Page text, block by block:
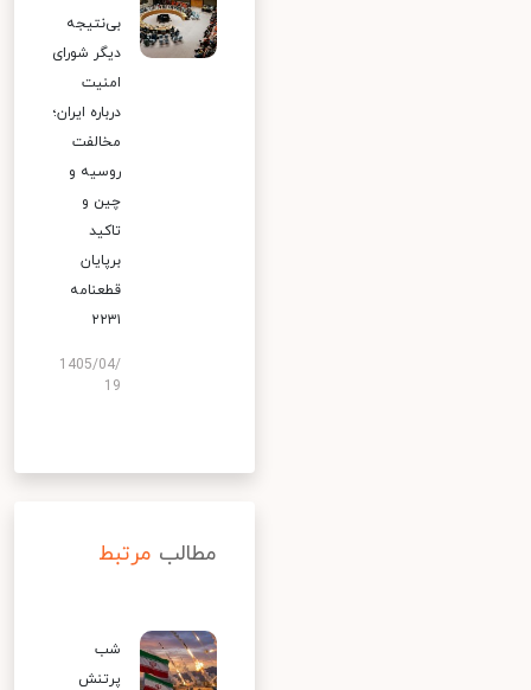
بی‌نتیجه
دیگر شورای
امنیت
درباره ایران؛
مخالفت
روسیه و
چین و
تاکید
برپایان
قطعنامه
۲۲۳۱
1405/04/
19
مطالب مرتبط
شب
پرتنش